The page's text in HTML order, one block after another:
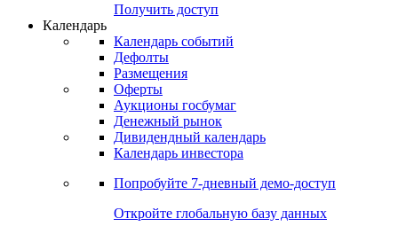
Получить доступ
Календарь
Календарь событий
Дефолты
Размещения
Оферты
Аукционы госбумаг
Денежный рынок
Дивидендный календарь
Календарь инвестора
Попробуйте 7-дневный демо-доступ
Откройте глобальную базу данных